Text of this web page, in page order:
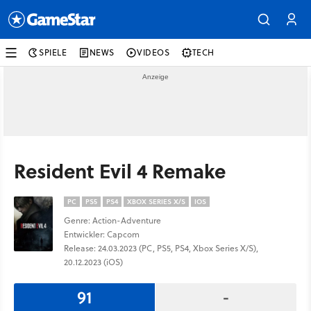
SPIELE NEWS VIDEOS TECH
Resident Evil 4 Remake
PC PS5 PS4 XBOX SERIES X/S IOS
Genre: Action-Adventure
Entwickler: Capcom
Release: 24.03.2023 (PC, PS5, PS4, Xbox Series X/S),
20.12.2023 (iOS)
91 -